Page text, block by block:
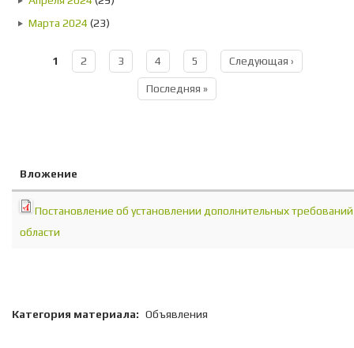
Марта 2024 (23)
Страницы
1 2 3 4 5 Следующая ›
Последняя »
Вложение
Постановление об установлении дополнительных
области
Категория материала: Объявления